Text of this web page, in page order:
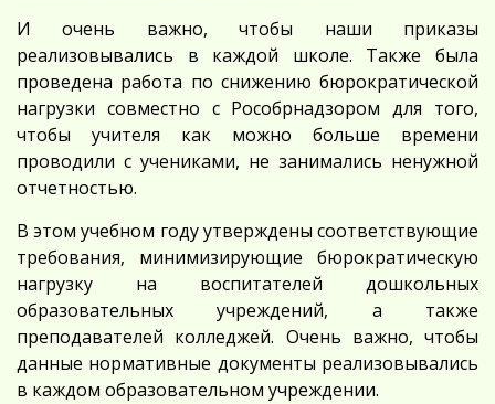
И очень важно, чтобы наши приказы
реализовывались в каждой школе. Также была
проведена работа по снижению бюрократической
нагрузки совместно с Рособрнадзором для того,
чтобы учителя как можно больше времени
проводили с учениками, не занимались ненужной
отчетностью.
В этом учебном году утверждены соответствующие
требования, минимизирующие бюрократическую
нагрузку на воспитателей дошкольных
образовательных учреждений, а также
преподавателей колледжей. Очень важно, чтобы
данные нормативные документы реализовывались
в каждом образовательном учреждении.